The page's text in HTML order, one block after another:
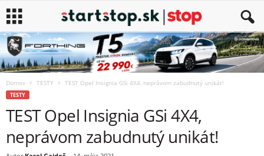
Domov TESTY TEST Opel Insignia GSi 4X4, neprávom zabudnutý unikát!
TESTY
TEST Opel Insignia GSi 4X4,
neprávom zabudnutý unikát!